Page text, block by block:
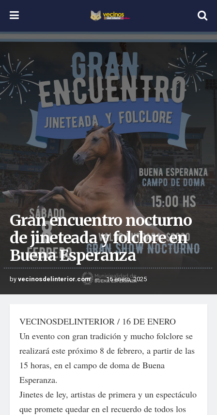
Gran encuentro nocturno
de jineteada y folclore en
Buena Esperanza
byvecinosdelinterior.com 16 enero, 2025
VECINOSDELINTERIOR / 16 DE ENERO
Un evento con gran tradición y mucho folclore se
realizará este próximo 8 de febrero, a partir de las
15 horas, en el campo de doma de Buena
Esperanza.
Jinetes de ley, artistas de primera y un espectáculo
que promete quedar en el recuerdo de todos los